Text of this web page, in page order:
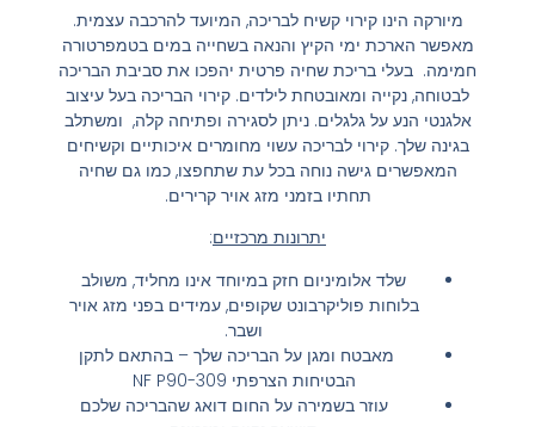
מיורקה הינו קירוי קשיח לבריכה, המיועד להרכבה עצמית.
מאפשר הארכת ימי הקיץ והנאה בשחייה במים בטמפרטורה
חמימה. בעלי בריכת שחיה פרטית יהפכו את סביבת הבריכה
לבטוחה, נקייה ומאובטחת לילדים. קירוי הבריכה בעל עיצוב
אלגנטי הנע על גלגלים. ניתן לסגירה ופתיחה קלה, ומשתלב
בגינה שלך. קירוי לבריכה עשוי מחומרים איכותיים וקשיחים
המאפשרים גישה נוחה בכל עת שתחפצו, כמו גם שחיה
תחתיו בזמני מזג אויר קרירים.
יתרונות מרכזיים:
שלד אלומיניום חזק במיוחד אינו מחליד, משולב
בלוחות פוליקרבונט שקופים, עמידים בפני מזג אויר
ושבר.
מאבטח ומגן על הבריכה שלך – בהתאם לתקן
הבטיחות הצרפתי NF P90-309
עוזר בשמירה על החום דואג שהבריכה שלכם